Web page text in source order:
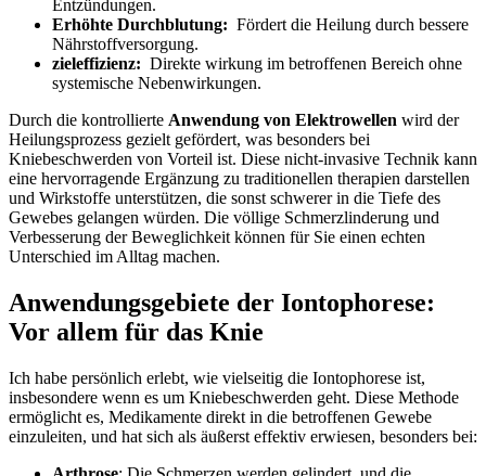
Entzündungen.
Erhöhte ​Durchblutung: ⁣ Fördert die Heilung durch bessere​
Nährstoffversorgung.
zieleffizienz: ‍ Direkte wirkung im betroffenen Bereich‍ ohne
systemische Nebenwirkungen.
Durch die‌ kontrollierte‌ Anwendung​ von‍ Elektrowellen wird⁢ der⁢
Heilungsprozess gezielt gefördert, was besonders bei
Kniebeschwerden von Vorteil ist. Diese nicht-invasive Technik kann
eine ⁣hervorragende Ergänzung zu traditionellen therapien⁢ darstellen
und Wirkstoffe unterstützen, die sonst schwerer in die Tiefe‍ des
Gewebes gelangen würden. Die völlige Schmerzlinderung und
Verbesserung der ⁢Beweglichkeit können für ⁢Sie einen ⁢echten​
Unterschied im‍ Alltag machen.
Anwendungsgebiete der Iontophorese:
Vor allem⁤ für das ⁤Knie
Ich habe persönlich erlebt, wie vielseitig⁣ die Iontophorese ist,
insbesondere⁤ wenn‍ es um Kniebeschwerden geht. ⁣Diese Methode⁢
ermöglicht es, Medikamente direkt in die betroffenen Gewebe
einzuleiten, ⁣und⁢ hat sich⁢ als ​äußerst effektiv erwiesen, besonders bei: